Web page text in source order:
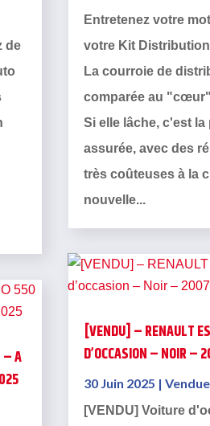
de
– A
Entretenez votre
votre Kit
La courroie de
comparée au
Si elle lâche, c'est la
assurée, avec des
très coûteuses à la
nouvelle...
[VENDU] – RENAULT
D’OCCASION – NOIR –
30 Juin 2025 | Vendue
[VENDU] Voiture